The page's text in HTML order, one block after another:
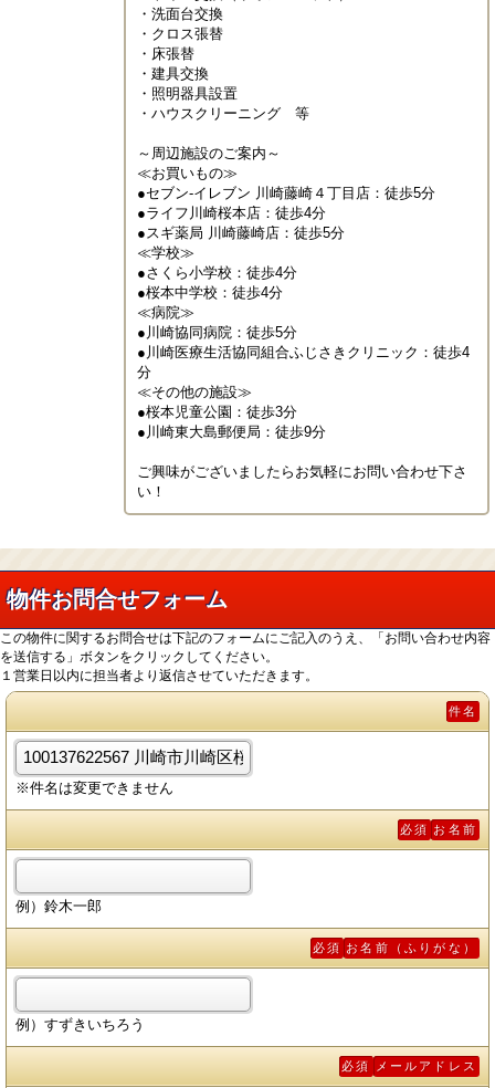
・洗面台交換
・クロス張替
・床張替
・建具交換
・照明器具設置
・ハウスクリーニング　等
～周辺施設のご案内～
≪お買いもの≫
●セブン-イレブン 川崎藤崎４丁目店：徒歩5分
●ライフ川崎桜本店：徒歩4分
●スギ薬局 川崎藤崎店：徒歩5分
≪学校≫
●さくら小学校：徒歩4分
●桜本中学校：徒歩4分
≪病院≫
●川崎協同病院：徒歩5分
●川崎医療生活協同組合ふじさきクリニック：徒歩4
分
≪その他の施設≫
●桜本児童公園：徒歩3分
●川崎東大島郵便局：徒歩9分
ご興味がございましたらお気軽にお問い合わせ下さ
い！
物件お問合せフォーム
この物件に関するお問合せは下記のフォームにご記入のうえ、「お問い合わせ内容
を送信する」ボタンをクリックしてください。
１営業日以内に担当者より返信させていただきます。
件名
※件名は変更できません
お名前
必須
例）鈴木一郎
お名前（ふりがな）
必須
例）すずきいちろう
メールアドレス
必須